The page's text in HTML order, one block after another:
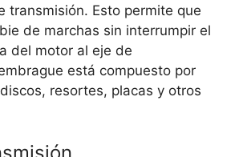
transmisión. Esto permite que
de marchas sin interrumpir el
del motor al eje de
está compuesto por
resortes, placas y otros